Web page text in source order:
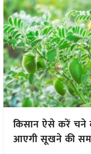
किसान ऐसे करें चने
आएगी सूखने की